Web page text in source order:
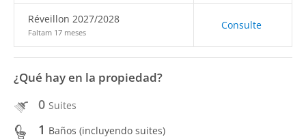
Réveillon 2027/2028
Faltam 17 meses
Consulte
¿Qué hay en la propiedad?
0 Suites
1 Baños (incluyendo suites)